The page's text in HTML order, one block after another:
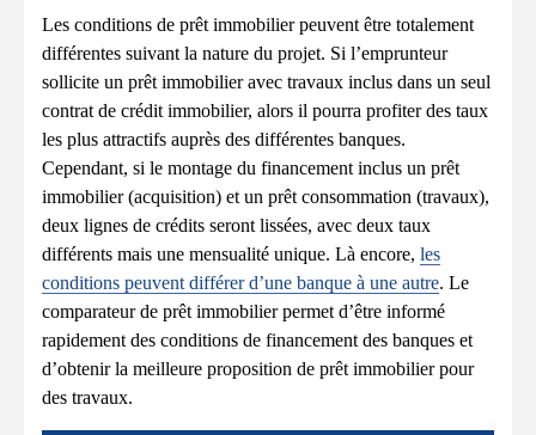
Les conditions de prêt immobilier peuvent être totalement
différentes suivant la nature du projet. Si l’emprunteur
sollicite un prêt immobilier avec travaux inclus dans un seul
contrat de crédit immobilier, alors il pourra profiter des taux
les plus attractifs auprès des différentes banques.
Cependant, si le montage du financement inclus un prêt
immobilier (acquisition) et un prêt consommation (travaux),
deux lignes de crédits seront lissées, avec deux taux
différents mais une mensualité unique. Là encore, les
conditions peuvent différer d’une banque à une autre. Le
comparateur de prêt immobilier permet d’être informé
rapidement des conditions de financement des banques et
d’obtenir la meilleure proposition de prêt immobilier pour
des travaux.